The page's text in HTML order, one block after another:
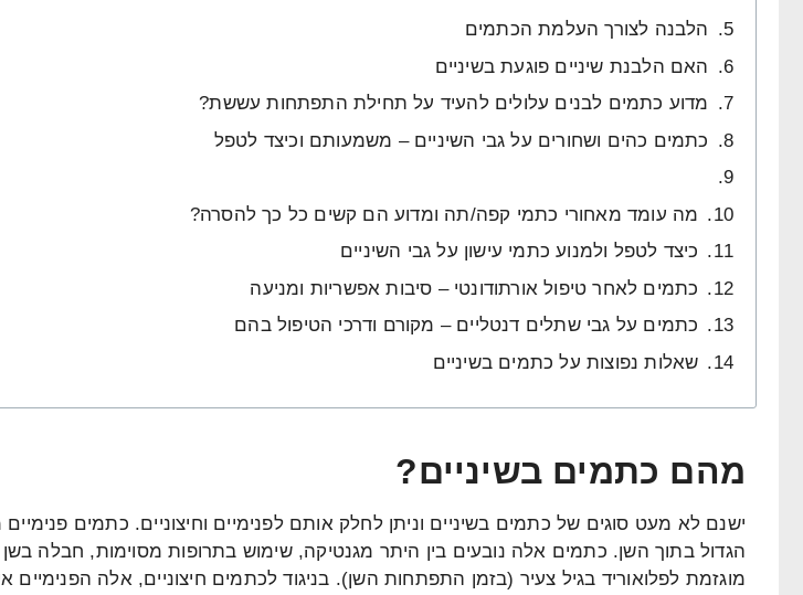
הלבנה לצורך העלמת הכתמים
האם הלבנת שיניים פוגעת בשיניים
מדוע כתמים לבנים עלולים להעיד על תחילת התפתחות עששת?
כתמים כהים ושחורים על גבי השיניים – משמעותם וכיצד לטפל
מה עומד מאחורי כתמי קפה/תה ומדוע הם קשים כל כך להסרה?
כיצד לטפל ולמנוע כתמי עישון על גבי השיניים
כתמים לאחר טיפול אורתודונטי – סיבות אפשריות ומניעה
כתמים על גבי שתלים דנטליים – מקורם ודרכי הטיפול בהם
שאלות נפוצות על כתמים בשיניים
מהם כתמים בשיניים?
ישנם לא מעט סוגים של כתמים בשיניים וניתן לחלק אותם לפנימיים וחיצוניים. כתמים
הגדול בתוך השן. כתמים אלה נובעים בין היתר מגנטיקה, שימוש בתרופות מסוימות, חבלה
מוגזמת לפלואוריד בגיל צעיר (בזמן התפתחות השן). בניגוד לכתמים חיצוניים, אלה הפנימיים